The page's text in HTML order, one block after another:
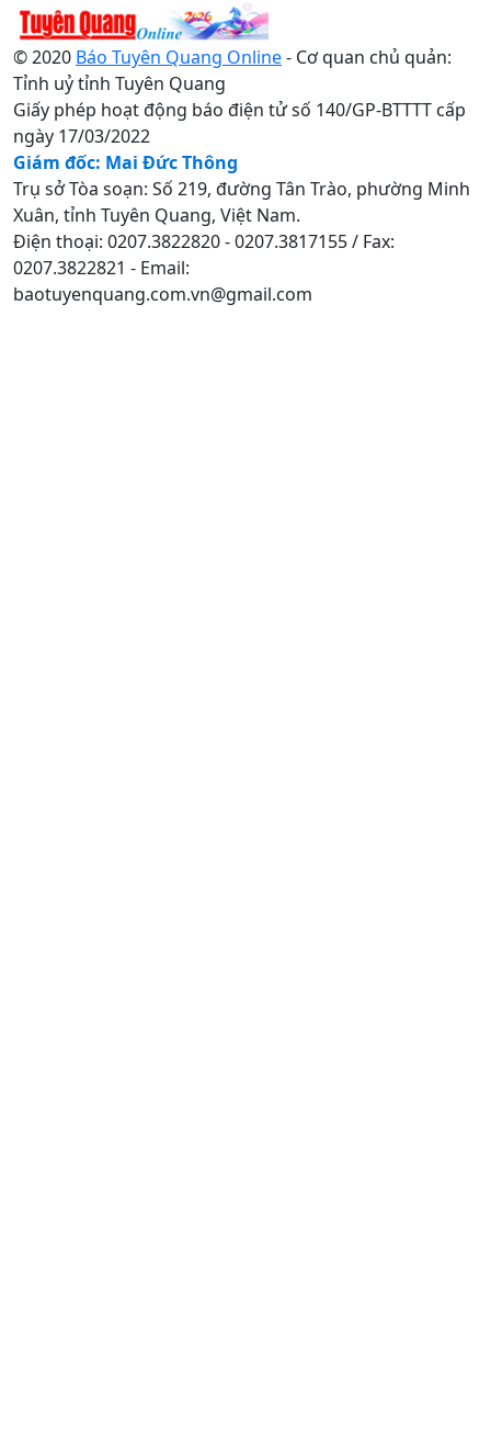
© 2020 Báo Tuyên Quang Online- Cơ quan chủ quản:
Tỉnh uỷ tỉnh Tuyên Quang
Giấy phép hoạt động báo điện tử số 140/GP-BTTTT cấp
ngày 17/03/2022
Giám đốc: Mai Đức Thông
Trụ sở Tòa soạn: Số 219, đường Tân Trào, phường Minh
Xuân, tỉnh Tuyên Quang, Việt Nam.
Điện thoại: 0207.3822820 - 0207.3817155 / Fax:
0207.3822821 - Email:
baotuyenquang.com.vn@gmail.com